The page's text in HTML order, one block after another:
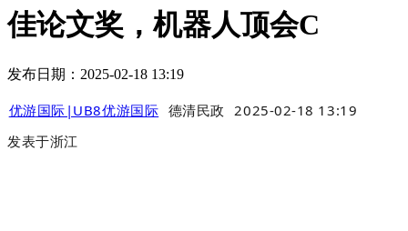
佳论文奖，机器人顶会C
发布日期：2025-02-18 13:19
优游国际|UB8优游国际 德清民政
2025-02-18 13:19
发表于浙江